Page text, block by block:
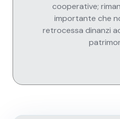
cooperative;
importante che
retrocessa dinanzi